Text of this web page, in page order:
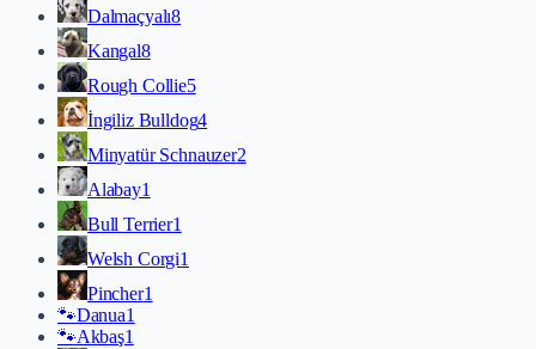
Dalmaçyalı8
Kangal8
Rough Collie5
İngiliz Bulldog4
Minyatür Schnauzer2
Alabay1
Bull Terrier1
Welsh Corgi1
Pincher1
🐾Danua1
🐾Akbaş1